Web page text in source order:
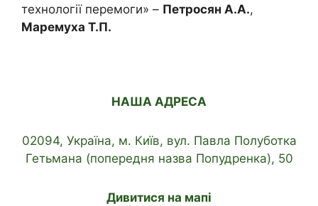
технології перемоги» – Петросян А.А.,
Маремуха Т.П.
НАША АДРЕСА
02094, Україна, м. Київ, вул. Павла Полуботка
Гетьмана (попередня назва Попудренка), 50
Дивитися на мапі